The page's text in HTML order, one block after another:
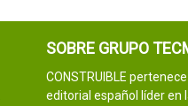
SOBRE GRUPO
CONSTRUIBLE
editorial español líder en